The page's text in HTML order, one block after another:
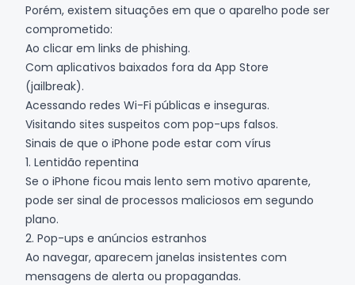
Porém, existem situações em que o aparelho pode ser
comprometido:
Ao clicar em links de phishing.
Com aplicativos baixados fora da App Store
(jailbreak).
Acessando redes Wi-Fi públicas e inseguras.
Visitando sites suspeitos com pop-ups falsos.
Sinais de que o iPhone pode estar com vírus
1. Lentidão repentina
Se o iPhone ficou mais lento sem motivo aparente,
pode ser sinal de processos maliciosos em segundo
plano.
2. Pop-ups e anúncios estranhos
Ao navegar, aparecem janelas insistentes com
mensagens de alerta ou propagandas.